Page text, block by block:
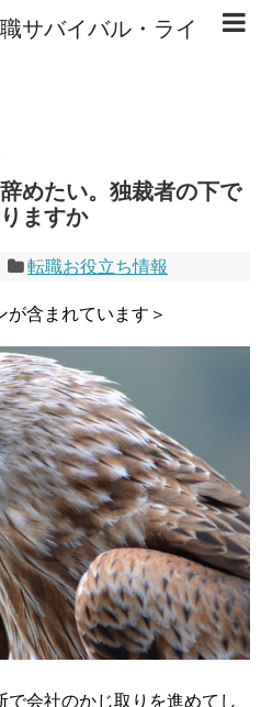
サバイバル・ライ
めたい。独裁者の下で
ますか
転職お役立ち情報
が含まれています＞
会社のかじ取りを進めてし